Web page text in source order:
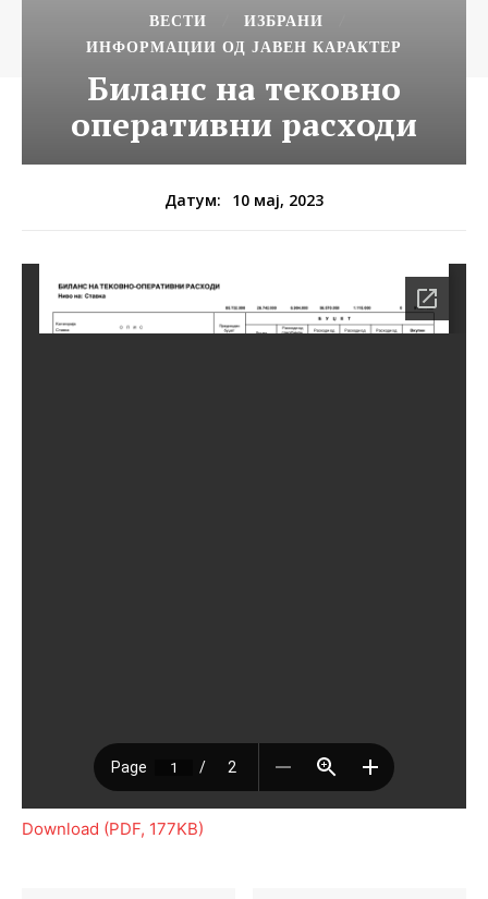
ВЕСТИ
ИЗБРАНИ
ИНФОРМАЦИИ ОД ЈАВЕН КАРАКТЕР
Биланс на тековно
оперативни расходи
Датум: 10 мај, 2023
Download (PDF, 177KB)